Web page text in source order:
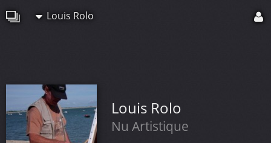
Louis Rolo
Louis Rolo
Nu Artistique